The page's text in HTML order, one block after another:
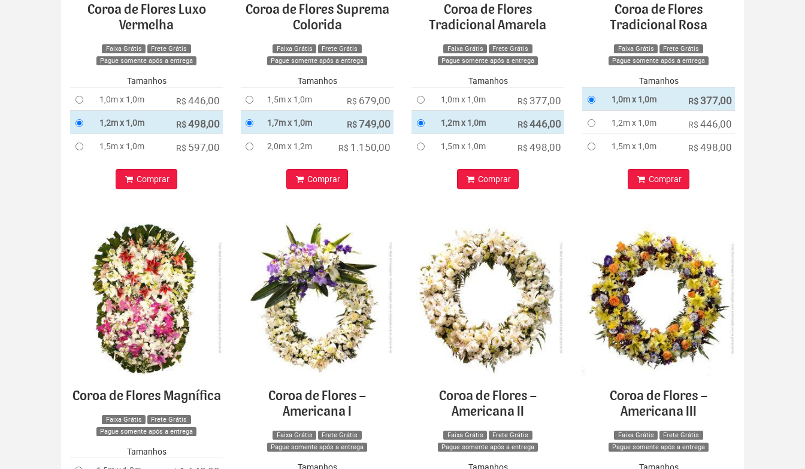
Coroa de Flores Luxo
Vermelha
Faixa Grátis
Frete Grátis
Pague somente após a entrega
Tamanhos
1,0m x 1,0m
R$ 446,00
1,2m x 1,0m R$498,00
1,5m x 1,0m R$ 597,00
Comprar
Coroa de Flores Suprema
Colorida
Faixa Grátis
Frete Grátis
Pague somente após a entrega
Tamanhos
1,5m x 1,0m
R$ 679,00
1,7m x 1,0m R$749,00
2,0m x 1,2m R$ 1.150,00
Comprar
Coroa de Flores
Tradicional Amarela
Faixa Grátis
Frete Grátis
Pague somente após a entrega
Tamanhos
1,0m x 1,0m
R$ 377,00
1,2m x 1,0m R$446,00
1,5m x 1,0m R$ 498,00
Comprar
Coroa de Flores
Tradicional Rosa
Faixa Grátis
Frete Grátis
Pague somente após a entrega
Tamanhos
1,0m x 1,0m
R$ 377,00
1,2m x 1,0m R$ 446,00
1,5m x 1,0m R$ 498,00
Comprar
Coroa de Flores Magnífica
Faixa Grátis
Frete Grátis
Pague somente após a entrega
Tamanhos
Coroa de Flores –
Americana I
Faixa Grátis
Frete Grátis
Pague somente após a entrega
Coroa de Flores –
Americana II
Faixa Grátis
Frete Grátis
Pague somente após a entrega
Coroa de Flores –
Americana III
Faixa Grátis
Frete Grátis
Pague somente após a entrega